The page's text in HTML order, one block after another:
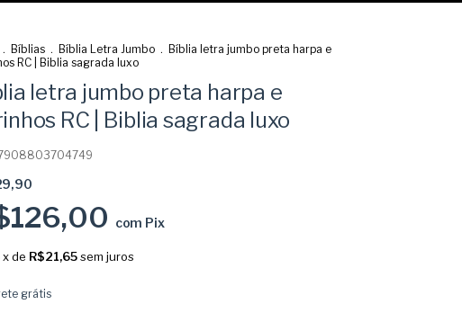
. Bíblias . Bíblia Letra Jumbo . Bíblia letra jumbo preta harpa e
RC | Biblia sagrada luxo
letra jumbo preta harpa e
RC | Biblia sagrada luxo
com Pix
x de R$21,65sem juros
grátis